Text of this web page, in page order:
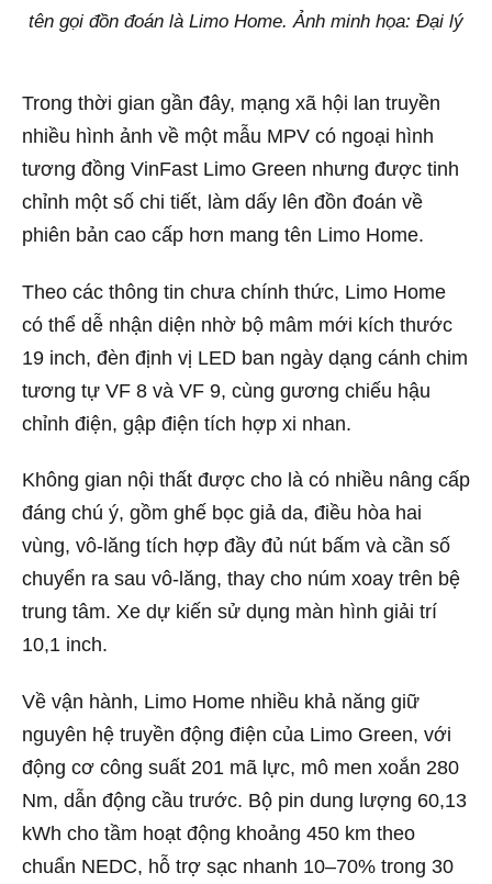
tên gọi đồn đoán là Limo Home. Ảnh minh họa: Đại lý
Trong thời gian gần đây, mạng xã hội lan truyền
nhiều hình ảnh về một mẫu MPV có ngoại hình
tương đồng VinFast Limo Green nhưng được tinh
chỉnh một số chi tiết, làm dấy lên đồn đoán về
phiên bản cao cấp hơn mang tên Limo Home.
Theo các thông tin chưa chính thức, Limo Home
có thể dễ nhận diện nhờ bộ mâm mới kích thước
19 inch, đèn định vị LED ban ngày dạng cánh chim
tương tự VF 8 và VF 9, cùng gương chiếu hậu
chỉnh điện, gập điện tích hợp xi nhan.
Không gian nội thất được cho là có nhiều nâng cấp
đáng chú ý, gồm ghế bọc giả da, điều hòa hai
vùng, vô-lăng tích hợp đầy đủ nút bấm và cần số
chuyển ra sau vô-lăng, thay cho núm xoay trên bệ
trung tâm. Xe dự kiến sử dụng màn hình giải trí
10,1 inch.
Về vận hành, Limo Home nhiều khả năng giữ
nguyên hệ truyền động điện của Limo Green, với
động cơ công suất 201 mã lực, mô men xoắn 280
Nm, dẫn động cầu trước. Bộ pin dung lượng 60,13
kWh cho tầm hoạt động khoảng 450 km theo
chuẩn NEDC, hỗ trợ sạc nhanh 10–70% trong 30